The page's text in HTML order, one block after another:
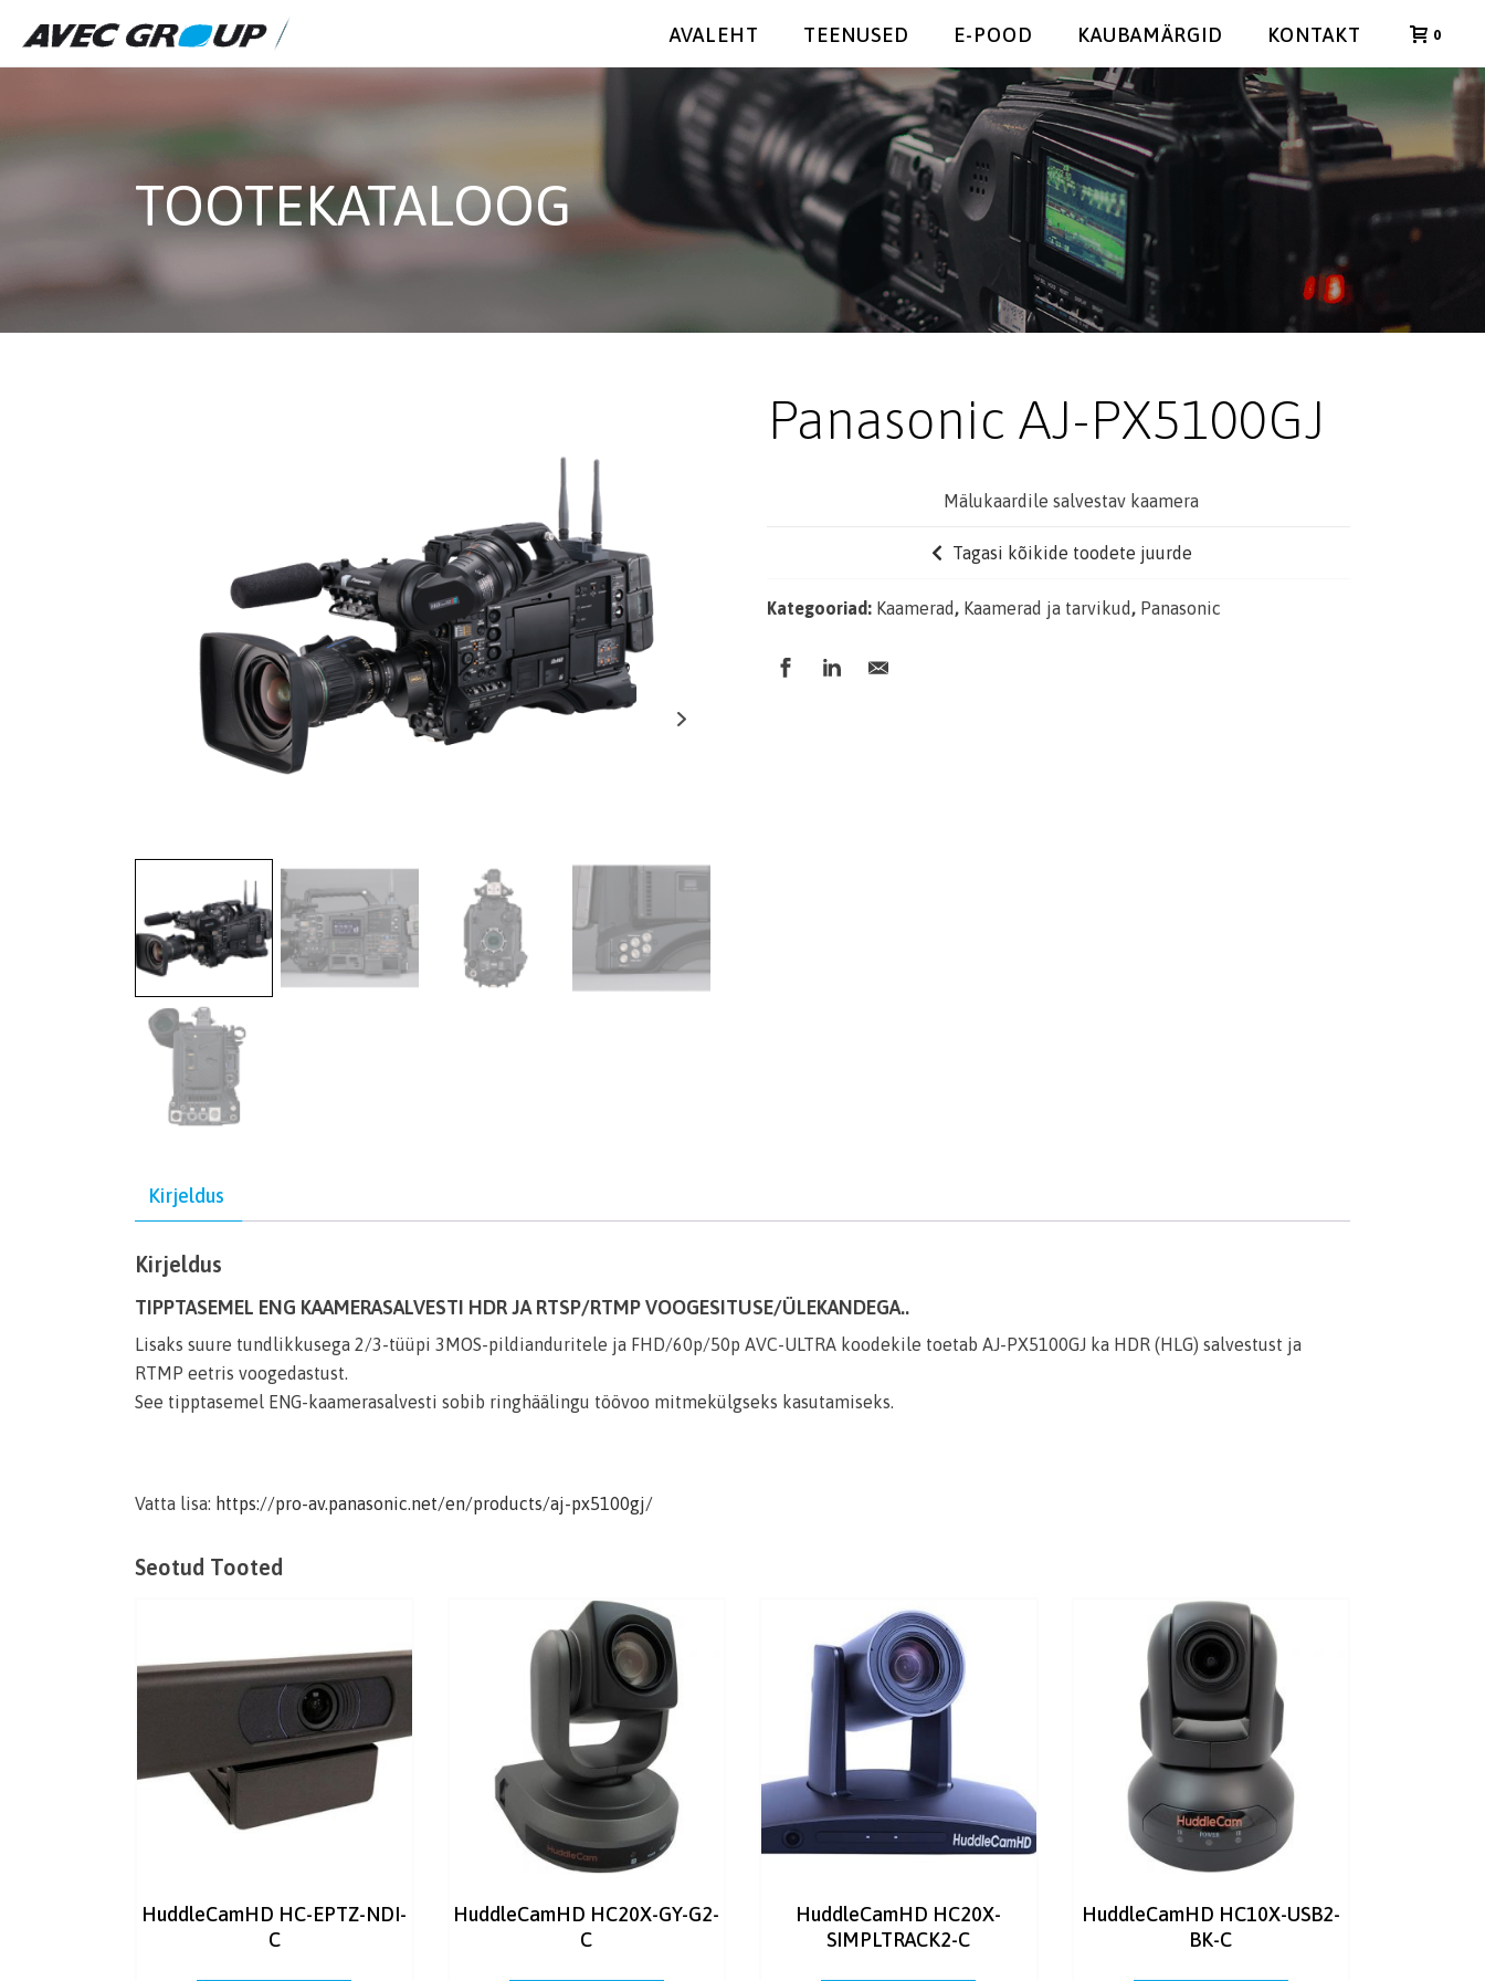
AVALEHT TEENUSED E-POOD KAUBAMÄRGID KONTAKT 0
TOOTEKATALOOG
Panasonic AJ-PX5100GJ
Mälukaardile salvestav kaamera
Tagasi kõikide toodete juurde
Kategooriad: Kaamerad , Kaamerad ja tarvikud , Panasonic
Kirjeldus
Kirjeldus
TIPPTASEMEL ENG KAAMERASALVESTI HDR JA RTSP/RTMP VOOGESITUSE/ÜLEKANDEGA..
Lisaks suure tundlikkusega 2/3-tüüpi 3MOS-pildianduritele ja FHD/60p/50p AVC-ULTRA koodekile toetab AJ-PX5100GJ ka HDR (HLG) salvestust ja
RTMP eetris voogedastust.
See tipptasemel ENG-kaamerasalvesti sobib ringhäälingu töövoo mitmekülgseks kasutamiseks.
Vatta lisa: https://pro-av.panasonic.net/en/products/aj-px5100gj/
Seotud Tooted
HuddleCamHD HC-EPTZ-NDI-
C
HuddleCamHD HC20X-GY-G2-
C
HuddleCamHD HC20X-
SIMPLTRACK2-C
HuddleCamHD HC10X-USB2-
BK-C